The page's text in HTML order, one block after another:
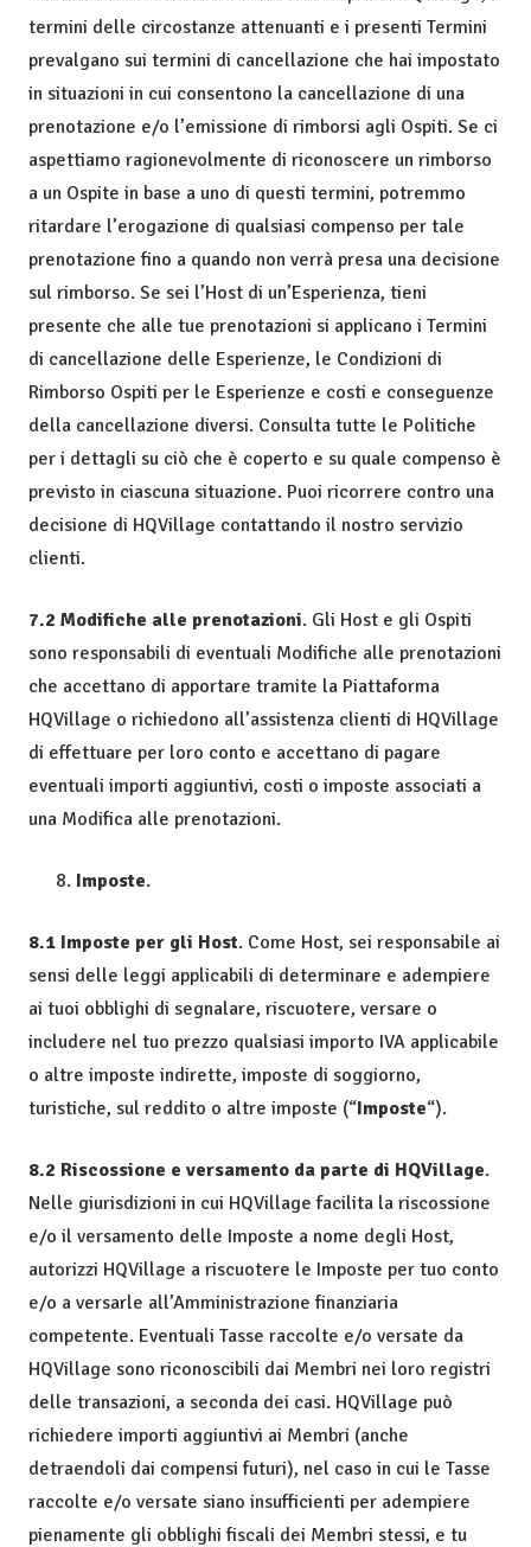
termini delle circostanze attenuanti e i presenti Termini
prevalgano sui termini di cancellazione che hai impostato
in situazioni in cui consentono la cancellazione di una
prenotazione e/o l’emissione di rimborsi agli Ospiti. Se ci
aspettiamo ragionevolmente di riconoscere un rimborso
a un Ospite in base a uno di questi termini, potremmo
ritardare l’erogazione di qualsiasi compenso per tale
prenotazione fino a quando non verrà presa una decisione
sul rimborso. Se sei l’Host di un’Esperienza, tieni
presente che alle tue prenotazioni si applicano i Termini
di cancellazione delle Esperienze, le Condizioni di
Rimborso Ospiti per le Esperienze e costi e conseguenze
della cancellazione diversi. Consulta tutte le Politiche
per i dettagli su ciò che è coperto e su quale compenso è
previsto in ciascuna situazione. Puoi ricorrere contro una
decisione di HQVillage contattando il nostro servizio
clienti.
7.2 Modifiche alle prenotazioni. Gli Host e gli Ospiti
sono responsabili di eventuali Modifiche alle prenotazioni
che accettano di apportare tramite la Piattaforma
HQVillage o richiedono all’assistenza clienti di HQVillage
di effettuare per loro conto e accettano di pagare
eventuali importi aggiuntivi, costi o imposte associati a
una Modifica alle prenotazioni.
Imposte.
8.1 Imposte per gli Host. Come Host, sei responsabile ai
sensi delle leggi applicabili di determinare e adempiere
ai tuoi obblighi di segnalare, riscuotere, versare o
includere nel tuo prezzo qualsiasi importo IVA applicabile
o altre imposte indirette, imposte di soggiorno,
turistiche, sul reddito o altre imposte (“Imposte“).
8.2 Riscossione e versamento da parte di HQVillage.
Nelle giurisdizioni in cui HQVillage facilita la riscossione
e/o il versamento delle Imposte a nome degli Host,
autorizzi HQVillage a riscuotere le Imposte per tuo conto
e/o a versarle all’Amministrazione finanziaria
competente. Eventuali Tasse raccolte e/o versate da
HQVillage sono riconoscibili dai Membri nei loro registri
delle transazioni, a seconda dei casi. HQVillage può
richiedere importi aggiuntivi ai Membri (anche
detraendoli dai compensi futuri), nel caso in cui le Tasse
raccolte e/o versate siano insufficienti per adempiere
pienamente gli obblighi fiscali dei Membri stessi, e tu